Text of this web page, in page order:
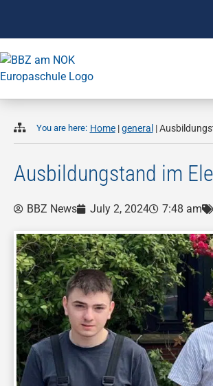
You are here: Home|general |
Ausbildungstand im
BBZ News July 2, 2024 7:48 am